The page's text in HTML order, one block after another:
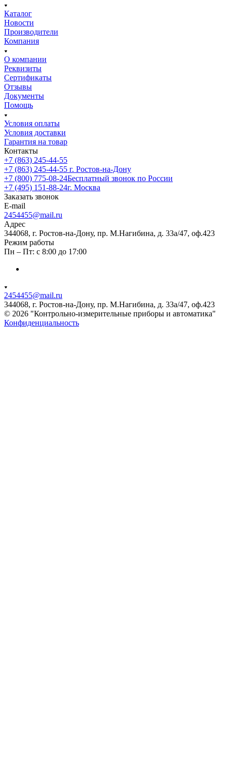
Каталог
Новости
Производители
Компания
О компании
Реквизиты
Сертификаты
Отзывы
Документы
Помощь
Условия оплаты
Условия доставки
Гарантия на товар
Контакты
+7 (863) 245-44-55
+7 (863) 245-44-55 г. Ростов-на-Дону
+7 (800) 775-08-24Бесплатный звонок по России
+7 (495) 151-88-24г. Москва
Заказать звонок
E-mail
2454455@mail.ru
Адрес
344068, г. Ростов-на-Дону, пр. М.Нагибина, д. 33а/47, оф.423
Режим работы
Пн – Пт: с 8:00 до 17:00
2454455@mail.ru
344068, г. Ростов-на-Дону, пр. М.Нагибина, д. 33а/47, оф.423
© 2026 "Контрольно-измерительные приборы и автоматика"
Конфиденциальность